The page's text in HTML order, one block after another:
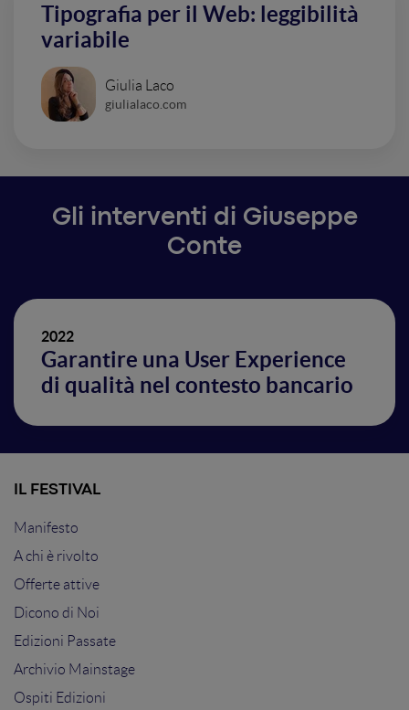
Tipografia per il Web: leggibilità
variabile
Giulia Laco
giulialaco.com
Gli interventi di Giuseppe
Conte
2022
Garantire una User Experience
di qualità nel contesto bancario
IL FESTIVAL
Manifesto
A chi è rivolto
Offerte attive
Dicono di Noi
Edizioni Passate
Archivio Mainstage
Ospiti Edizioni